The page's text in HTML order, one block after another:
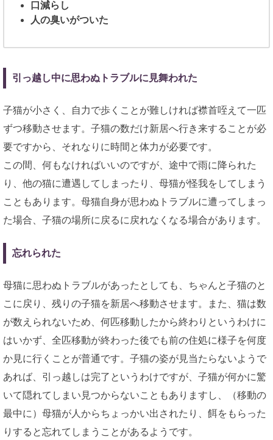
口減らし
人の臭いがついた
引っ越し中に思わぬトラブルに見舞われた
子猫が小さく、自力で歩くことが難しければ襟首咥えて一匹
ずつ移動させます。子猫の数だけ新居へ行き来することが必
要ですから、それなりに時間と体力が必要です。
この間、何もなければいいのですが、途中で雨に降られた
り、他の猫に遭遇してしまったり、母猫が怪我をしてしまう
こともあります。母猫自身が思わぬトラブルに遭ってしまっ
た場合、子猫の場所に戻るに戻れなくなる場合があります。
忘れられた
母猫に思わぬトラブルがあったとしても、ちゃんと子猫のと
こに戻り、残りの子猫を新居へ移動させます。また、猫は数
が数えられないため、何匹移動したから終わりというわけに
はいかず、全匹移動が終わった後でも前の住処に様子を何度
か見に行くことが普通です。子猫の姿が見当たらないようで
あれば、引っ越しは完了というわけですが、子猫が何かに驚
いて隠れてしまい見つからないこともありますし、（移動の
最中に）母猫が人からちょっかい出されたり、餌をもらった
りすると忘れてしまうことがあるようです。